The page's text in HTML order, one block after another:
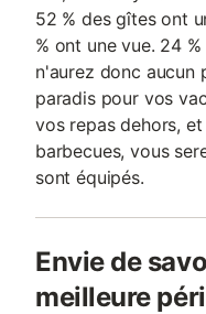
52 % des gîtes ont
% ont une vue. 24
n'aurez donc aucun
paradis pour vos
vos repas dehors,
barbecues, vous
sont équipés.
Envie de
meilleure